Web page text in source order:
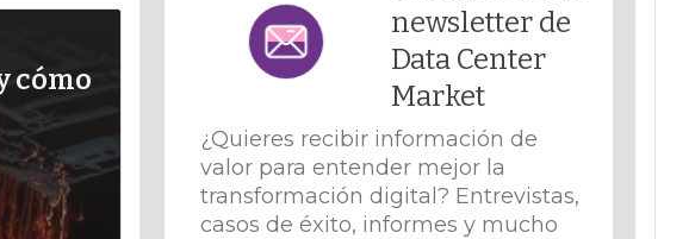
cómo
newsletter de
Data Center
Market
¿Quieres recibir información de
valor para entender mejor la
transformación digital? Entrevistas,
casos de éxito, informes y mucho